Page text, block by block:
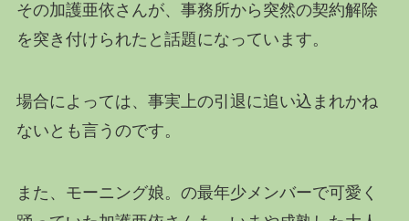
その加護亜依さんが、事務所から突然の契約解除
を突き付けられたと話題になっています。
場合によっては、事実上の引退に追い込まれかね
ないとも言うのです。
また、モーニング娘。の最年少メンバーで可愛く